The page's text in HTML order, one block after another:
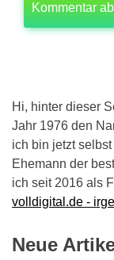
Hi, hinter dieser
Jahr 1976 den
ich bin jetzt
Ehemann der
ich seit 2016 als
volldigital.de -
Neue